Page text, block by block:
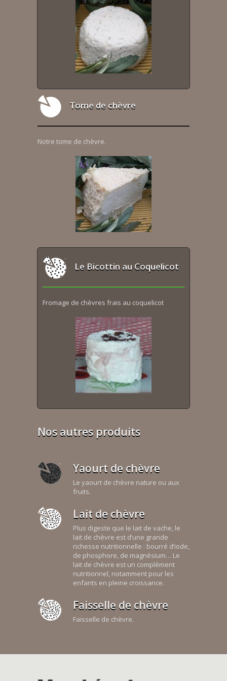
Tome de chèvre
Notre tome de chèvre.
Le Bicottin au Coquelicot
Fromage de chèvres frais au coquelicot
Nos autres produits
Yaourt de chèvre
Le yaourt de chèvre nature ou aux
fruits.
Lait de chèvre
Plus digeste que le lait de vache, le
lait de chèvre est d’une grande
richesse nutritionnelle : bourré d’iode,
de phosphore, de magnésium… Le
lait de chèvre est un complément
nutritionnel, notamment pour les
enfants en pleine croissance.
Faisselle de chèvre
Faisselle de chèvre.